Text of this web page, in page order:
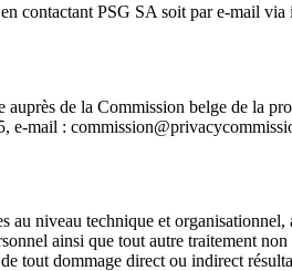
contactant PSG SA soit par e-mail via
de la Commission belge de la
e-mail :
au niveau technique et
ainsi que tout autre traitement non
tout dommage direct ou indirect